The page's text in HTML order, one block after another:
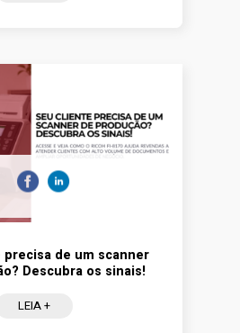
de um scanner
Descubra os sinais!
LEIA +